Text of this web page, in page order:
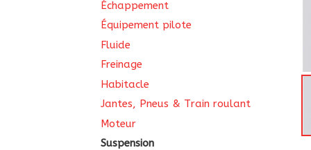
Échappement
Équipement pilote
Fluide
Freinage
Habitacle
Jantes, Pneus & Train roulant
Moteur
Suspension